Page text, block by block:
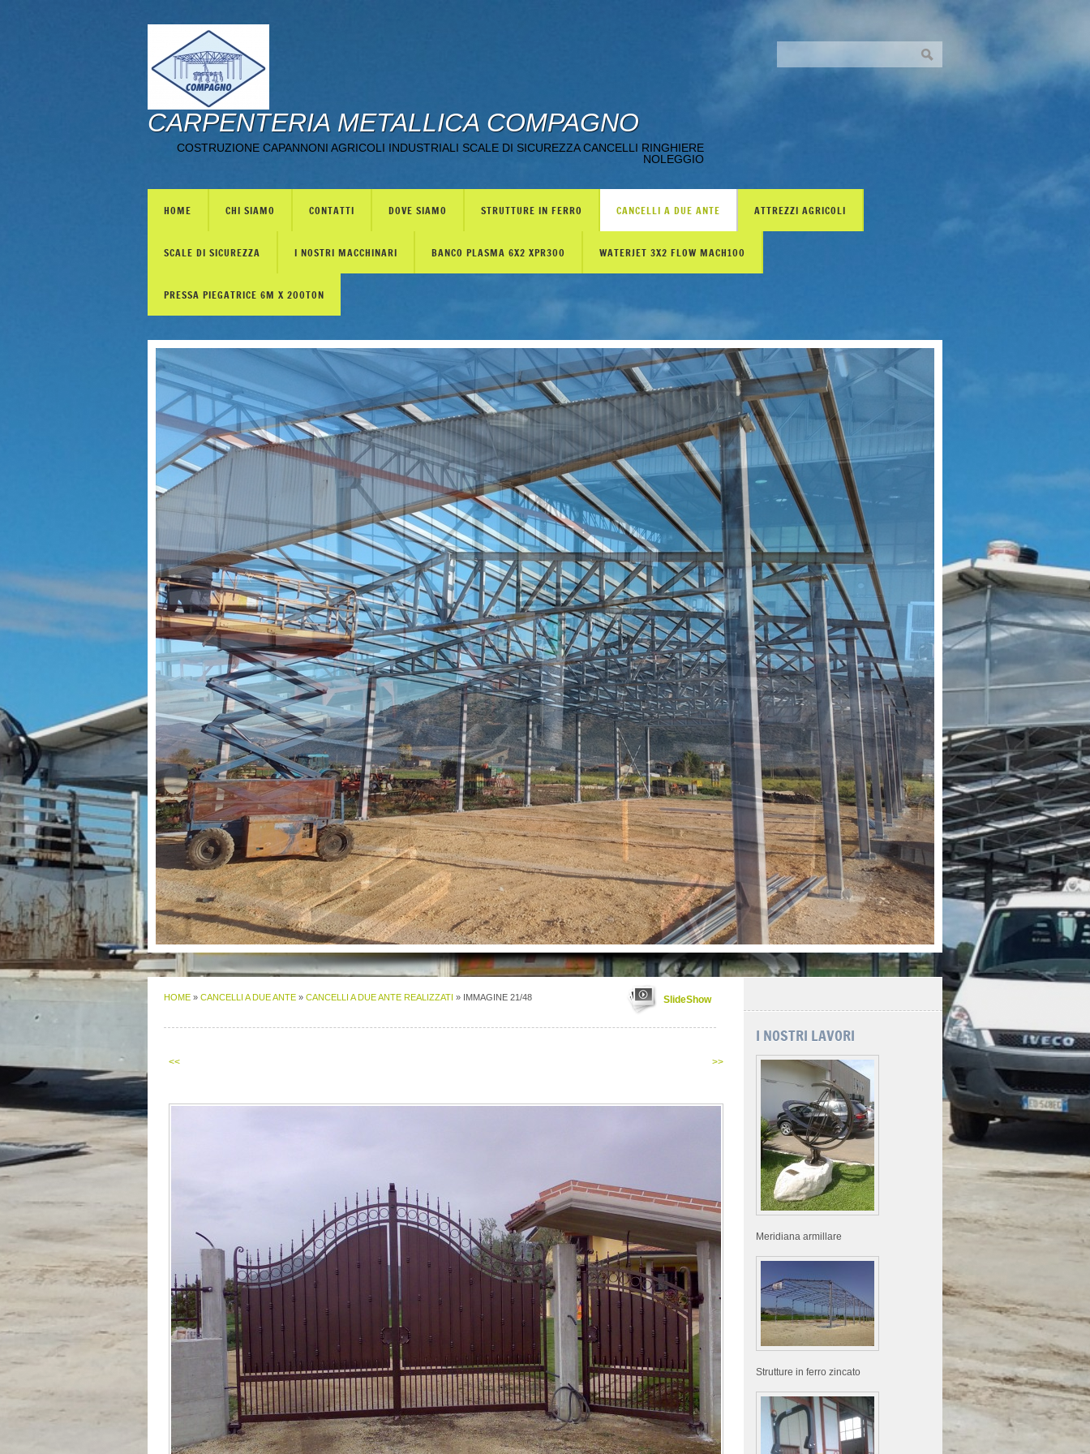
CARPENTERIA METALLICA COMPAGNO
COSTRUZIONE CAPANNONI AGRICOLI INDUSTRIALI SCALE DI SICUREZZA CANCELLI RINGHIERE
NOLEGGIO
HOME CHI SIAMO CONTATTI DOVE SIAMO STRUTTURE IN FERRO CANCELLI A DUE ANTE ATTREZZI AGRICOLI
SCALE DI SICUREZZA I NOSTRI MACCHINARI BANCO PLASMA 6X2 XPR300 WATERJET 3X2 FLOW MACH100
PRESSA PIEGATRICE 6M X 200TON
HOME » CANCELLI A DUE ANTE » CANCELLI A DUE ANTE REALIZZATI » IMMAGINE 21/48 SlideShow
<< >>
I NOSTRI LAVORI
Meridiana armillare
Strutture in ferro zincato